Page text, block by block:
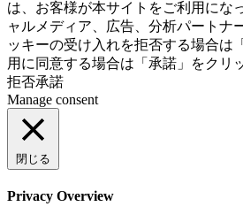
は、お客様が本サイトをご利用にな
ャルメディア、広告、分析パートナ
ッキーの受け入れを拒否する場合は
用に同意する場合は「承諾」をクリ
拒否承諾
Manage consent
閉じる
Privacy Overview